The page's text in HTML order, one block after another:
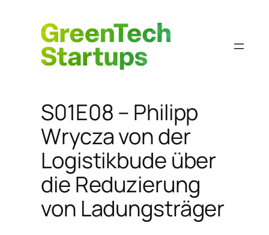
springen
S01E08 – Philipp
Wrycza von der
Logistikbude über
die Reduzierung
von Ladungsträger